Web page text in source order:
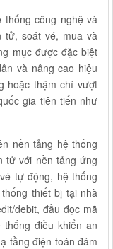
công nghệ và
tử, soát vé, mua và
mục được đặc biệt
và nâng cao hiệu
hoặc thậm chí vượt
gia tiên tiến như
hệ thống
tử với nền tảng ứng
tự động, hệ thống
thiết bị tại nhà
debit, đầu đọc mã
điều khiển an
tầng điện toán đám